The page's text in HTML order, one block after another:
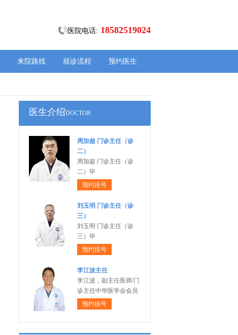
医院电话: 18582519024
来院路线 就诊流程 预约医生
医生介绍DOCTOR
周加超 门诊主任（诊
二）
周加超 门诊主任（诊
二）毕
预约挂号
刘玉明 门诊主任（诊
三）
刘玉明 门诊主任（诊
三）毕
预约挂号
李江波主任
李江波，副主任医师/门
诊主任中华医学会会员
预约挂号